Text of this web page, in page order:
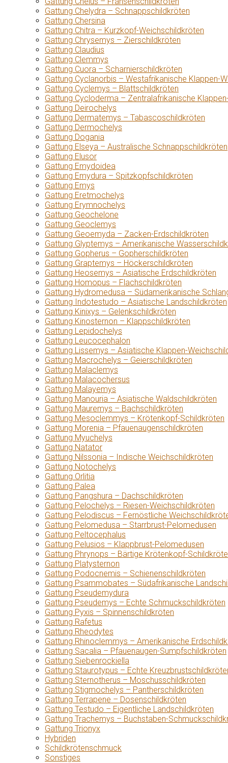
Gattung Chelydra – Schnappschildkröten
Gattung Chersina
Gattung Chitra – Kurzkopf-Weichschildkröten
Gattung Chrysemys – Zierschildkröten
Gattung Claudius
Gattung Clemmys
Gattung Cuora – Scharnierschildkröten
Gattung Cyclanorbis – Westafrikanische Klappen-
Gattung Cyclemys – Blattschildkröten
Gattung Cycloderma – Zentralafrikanische
Gattung Deirochelys
Gattung Dermatemys – Tabascoschildkröten
Gattung Dermochelys
Gattung Dogania
Gattung Elseya – Australische Schnappschildkröten
Gattung Elusor
Gattung Emydoidea
Gattung Emydura – Spitzkopfschildkröten
Gattung Emys
Gattung Eretmochelys
Gattung Erymnochelys
Gattung Geochelone
Gattung Geoclemys
Gattung Geoemyda – Zacken-Erdschildkröten
Gattung Glyptemys – Amerikanische
Gattung Gopherus – Gopherschildkröten
Gattung Graptemys – Höckerschildkröten
Gattung Heosemys – Asiatische Erdschildkröten
Gattung Homopus – Flachschildkröten
Gattung Hydromedusa – Südamerikanische
Gattung Indotestudo – Asiatische Landschildkröten
Gattung Kinixys – Gelenkschildkröten
Gattung Kinosternon – Klappschildkröten
Gattung Lepidochelys
Gattung Leucocephalon
Gattung Lissemys – Asiatische Klappen-
Gattung Macrochelys – Geierschildkröten
Gattung Malaclemys
Gattung Malacochersus
Gattung Malayemys
Gattung Manouria – Asiatische Waldschildkröten
Gattung Mauremys – Bachschildkröten
Gattung Mesoclemmys – Krötenkopf-Schildkröten
Gattung Morenia – Pfauenaugenschildkröten
Gattung Myuchelys
Gattung Natator
Gattung Nilssonia – Indische Weichschildkröten
Gattung Notochelys
Gattung Orlitia
Gattung Palea
Gattung Pangshura – Dachschildkröten
Gattung Pelochelys – Riesen-Weichschildkröten
Gattung Pelodiscus – Fernöstliche
Gattung Pelomedusa – Starrbrust-Pelomedusen
Gattung Peltocephalus
Gattung Pelusios – Klappbrust-Pelomedusen
Gattung Phrynops – Bärtige Krötenkopf-
Gattung Platysternon
Gattung Podocnemis – Schienenschildkröten
Gattung Psammobates – Südafrikanische
Gattung Pseudemydura
Gattung Pseudemys – Echte Schmuckschildkröten
Gattung Pyxis – Spinnenschildkröten
Gattung Rafetus
Gattung Rheodytes
Gattung Rhinoclemmys – Amerikanische
Gattung Sacalia – Pfauenaugen-Sumpfschildkröten
Gattung Siebenrockiella
Gattung Staurotypus – Echte
Gattung Sternotherus – Moschusschildkröten
Gattung Stigmochelys – Pantherschildkröten
Gattung Terrapene – Dosenschildkröten
Gattung Testudo – Eigentliche Landschildkröten
Gattung Trachemys – Buchstaben-
Gattung Trionyx
Hybriden
Schildkrötenschmuck
Sonstiges